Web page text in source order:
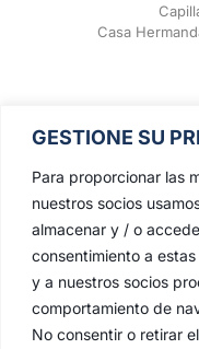
GESTIONE SU
Para proporcionar las
nuestros socios
almacenar y / o
consentimiento a
y a nuestros socios
comportamiento de
No consentir o retirar
Casa